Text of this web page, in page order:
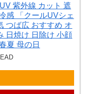
紫外線 カット 遮
感 「クールUVシェ
つば広 おすすめ オ
日焼け 日除け 小顔
夏 母の日